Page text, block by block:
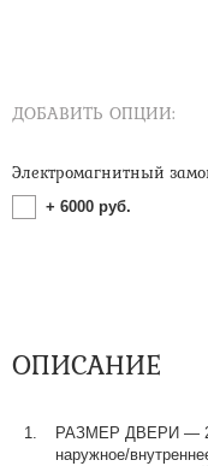
ДОБАВИТЬ ОПЦИИ:
Электромагнитный
+ 6000 руб.
ОПИСАНИЕ
РАЗМЕР ДВЕРИ —
наружное/